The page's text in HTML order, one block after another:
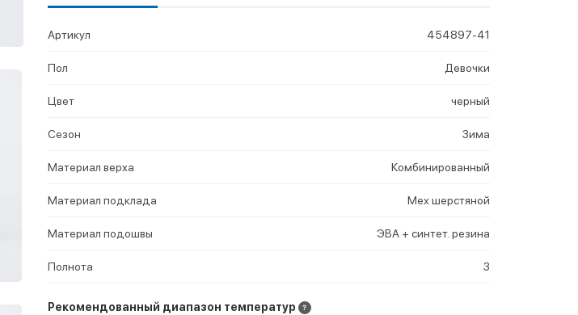
Артикул 454897-41
Пол Девочки
Цвет черный
Сезон Зима
Материал верха Комбинированный
Материал подклада Мех шерстяной
Материал подошвы ЭВА + синтет. резина
Полнота 3
Рекомендованный диапазон температур